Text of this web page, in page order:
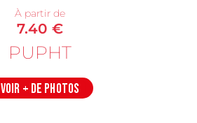
À partir de
7.40 €
PUPHT
VOIR + DE PHOTOS